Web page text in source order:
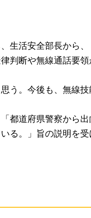
生活安全部長から、
判断や無線通話要領
う。今後も、無線技
都道府県警察から出
る。」旨の説明を受